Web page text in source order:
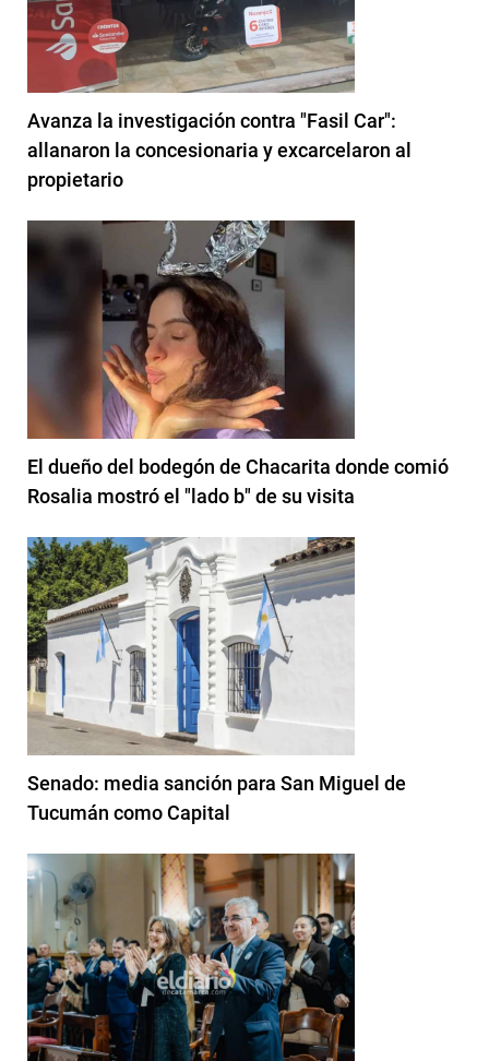
Avanza la investigación contra "Fasil Car":
allanaron la concesionaria y excarcelaron al
propietario
El dueño del bodegón de Chacarita donde comió
Rosalia mostró el "lado b" de su visita
Senado: media sanción para San Miguel de
Tucumán como Capital